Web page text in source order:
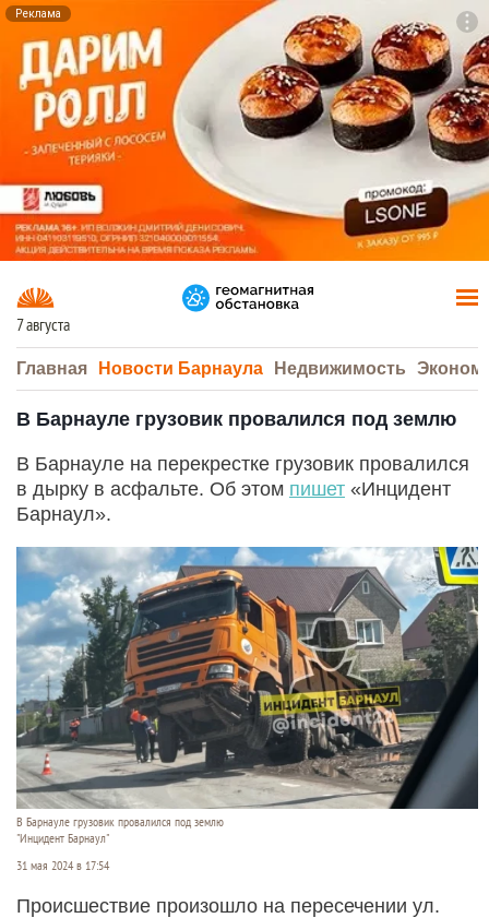
Реклама
7 августа
Главная Новости Барнаула Недвижимость
В Барнауле грузовик провалился под землю
В Барнауле на перекрестке грузовик провалился
в дырку в асфальте. Об этом пишет «Инцидент
Барнаул».
В Барнауле грузовик провалился под землю
"Инцидент Барнаул"
31 мая 2024 в 17:54
Происшествие произошло на пересечении ул.